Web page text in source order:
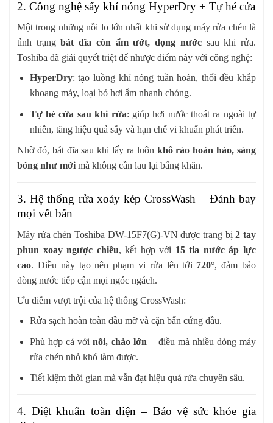
2. Công nghệ sấy khí nóng HyperDry + Tự hé cửa
Một trong những nỗi lo lớn nhất khi sử dụng máy rửa chén là
tình trạngbát đĩa còn ẩm ướt, đọng nướcsau khi rửa.
Toshiba đã giải quyết triệt để nhược điểm này với công nghệ:
HyperDry: tạo luồng khí nóng tuần hoàn, thổi đều khắp
khoang máy, loại bỏ hơi ẩm nhanh chóng.
Tự hé cửa sau khi rửa: giúp hơi nước thoát ra ngoài tự
nhiên, tăng hiệu quả sấy và hạn chế vi khuẩn phát triển.
Nhờ đó, bát đĩa sau khi lấy ra luôn khô ráo hoàn hảo, sáng
bóng như mới mà không cần lau lại bằng khăn.
3. Hệ thống rửa xoáy kép CrossWash – Đánh bay
mọi vết bẩn
Máy rửa chén Toshiba DW-15F7(G)-VN được trang bị2 tay
phun xoay ngược chiều, kết hợp với 15 tia nước áp lực
cao. Điều này tạo nên phạm vi rửa lên tới 720°, đảm bảo
dòng nước tiếp cận mọi ngóc ngách.
Ưu điểm vượt trội của hệ thống CrossWash:
Rửa sạch hoàn toàn dầu mỡ và cặn bẩn cứng đầu.
Phù hợp cả vớinồi, chảo lớn – điều mà nhiều dòng máy
rửa chén nhỏ khó làm được.
Tiết kiệm thời gian mà vẫn đạt hiệu quả rửa chuyên sâu.
4. Diệt khuẩn toàn diện – Bảo vệ sức khỏe gia